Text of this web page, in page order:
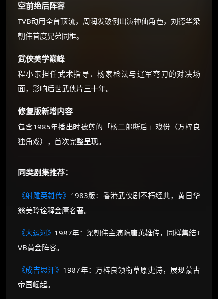
空前绝后阵容
TVB动用全台顶流，周润发破例出演神仙角色，刘德华梁
朝伟首度兄弟同框。
武侠美学巅峰
程小东担任武术指导，杨家枪法与辽军弯刀的对决场
面，影响后世武侠片三十年。
修复版新增内容
包含1985年播出时被剪的「杨二郎断后」戏份（万梓良
独角戏），首次完整呈现。
同类剧集推荐：
《射雕英雄传》 1983版：香港武侠剧不朽经典，黄日华
翁美玲诠释金庸名著。
《大运河》 1987年：梁朝伟主演隋唐英雄传，同样集结T
VB黄金阵容。
《成吉思汗》 1987年：万梓良领衔草原史诗，展现蒙古
帝国崛起。